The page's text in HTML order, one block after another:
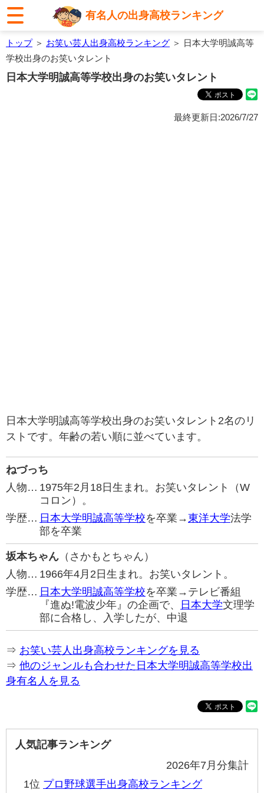
有名人の出身高校ランキング
トップ＞ お笑い芸人出身高校ランキング ＞ 日本大学明誠高等
学校出身のお笑いタレント
日本大学明誠高等学校出身のお笑いタレント
最終更新日:2026/7/27
日本大学明誠高等学校出身のお笑いタレント2名のリ
ストです。年齢の若い順に並べています。
ねづっち
人物… 1975年2月18日生まれ。お笑いタレント（W
コロン）。
学歴… 日本大学明誠高等学校を卒業→東洋大学法学
部を卒業
坂本ちゃん （さかもとちゃん）
人物… 1966年4月2日生まれ。お笑いタレント。
学歴… 日本大学明誠高等学校を卒業→テレビ番組
『進ぬ!電波少年』の企画で、
日本大学文理学
部に合格し、入学したが、中退
⇒ お笑い芸人出身高校ランキングを見る
⇒ 他のジャンルも合わせた日本大学明誠高等学校出
身有名人を見る
人気記事ランキング
2026年7月分集計
1位 プロ野球選手出身高校ランキング